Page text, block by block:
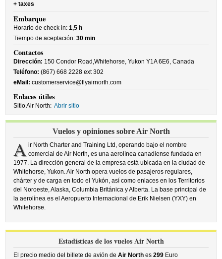
+ taxes
Embarque
Horario de check in:1,5 h
Tiempo de aceptación:30 min
Contactos
Dirección: 150 Condor Road,Whitehorse, Yukon Y1A 6E6, Canada
Teléfono: (867) 668 2228 ext 302
eMail: customerservice@flyairnorth.com
Enlaces útiles
Sitio Air North: Abrir sitio
Vuelos y opiniones sobre Air North
A ir North Charter and Training Ltd, operando bajo el nombre
comercial de Air North, es una aerolínea canadiense fundada en
1977. La dirección general de la empresa está ubicada en la ciudad de
Whitehorse, Yukon. Air North opera vuelos de pasajeros regulares,
chárter y de carga en todo el Yukón, así como enlaces en los Territorios
del Noroeste, Alaska, Columbia Británica y Alberta. La base principal de
la aerolínea es el Aeropuerto Internacional de Erik Nielsen (YXY) en
Whitehorse.
Estadísticas de los vuelos Air North
El precio medio del billete de avión deAir North es299 Euro